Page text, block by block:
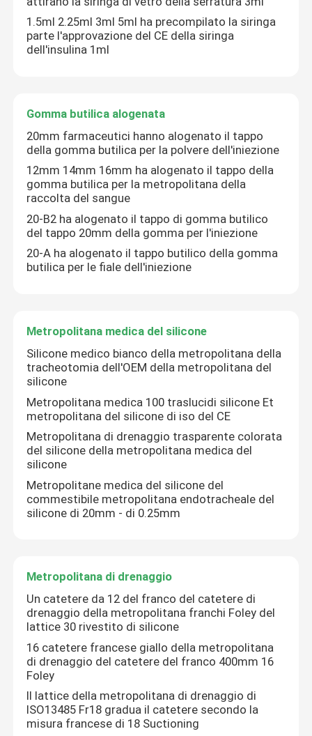
Fatory Tour
Contattaci
Richiedere un preventivo
Gomma di silicone medica
Tappo di gomma medico
Accessori della siringa
Tappo di gomma butilica
Parti precompilate della siringa
Metropolitana medica del silicone
Metropolitana di drenaggio
Accessori urinarii del catetere
Metropolitana di infusione
1.5ml 2.25ml 3ml 5ml ha precompilato la siringa
parte l'approvazione del CE della siringa
dell'insulina 1ml
Gomma butilica alogenata
20mm farmaceutici hanno alogenato il tappo
della gomma butilica per la polvere dell'iniezione
12mm 14mm 16mm ha alogenato il tappo della
gomma butilica per la metropolitana della
raccolta del sangue
20-B2 ha alogenato il tappo di gomma butilico
del tappo 20mm della gomma per l'iniezione
20-A ha alogenato il tappo butilico della gomma
butilica per le fiale dell'iniezione
Metropolitana medica del silicone
Silicone medico bianco della metropolitana della
tracheotomia dell'OEM della metropolitana del
silicone
Metropolitana medica 100 traslucidi silicone Et
metropolitana del silicone di iso del CE
Metropolitana di drenaggio trasparente colorata
del silicone della metropolitana medica del
silicone
Metropolitane medica del silicone del
commestibile metropolitana endotracheale del
silicone di 20mm - di 0.25mm
Metropolitana di drenaggio
Un catetere da 12 del franco del catetere di
drenaggio della metropolitana franchi Foley del
lattice 30 rivestito di silicone
16 catetere francese giallo della metropolitana
di drenaggio del catetere del franco 400mm 16
Foley
Il lattice della metropolitana di drenaggio di
ISO13485 Fr18 gradua il catetere secondo la
misura francese di 18 Suctioning